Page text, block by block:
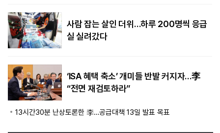
사람 잡는 살인 더위…하루 200명씩 응급
실 실려갔다
‘ISA 혜택 축소’ 개미들 반발 커지자…李
“전면 재검토하라”
13시간30분 난상토론한 李…공급대책 13일 발표 목표